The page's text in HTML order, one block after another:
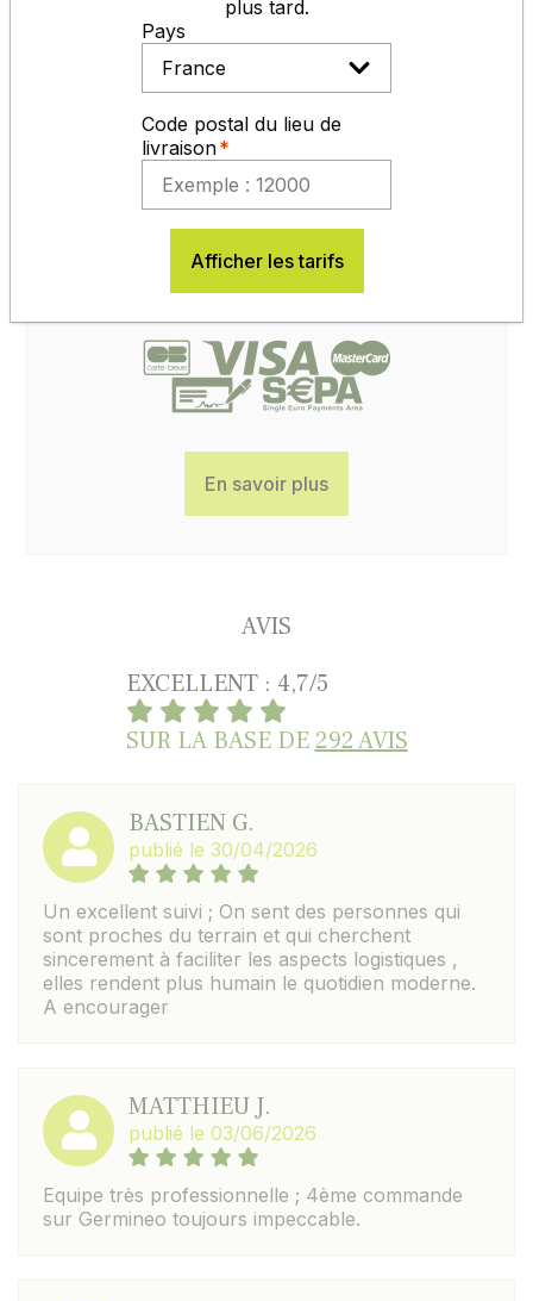
MODES DE RÈGLEMENT
En savoir plus
AVIS
EXCELLENT : 4,7/5
SUR LA BASE DE292 AVIS
BASTIEN G.
publié le 30/04/2026
Un excellent suivi ; On sent des personnes qui
sont proches du terrain et qui cherchent
sincerement à faciliter les aspects logistiques ,
elles rendent plus humain le quotidien moderne.
A encourager
MATTHIEU J.
publié le 03/06/2026
Equipe très professionnelle ; 4ème commande
sur Germineo toujours impeccable.
plus tard.
Pays
Code postal du lieu de
livraison
Afficher les tarifs